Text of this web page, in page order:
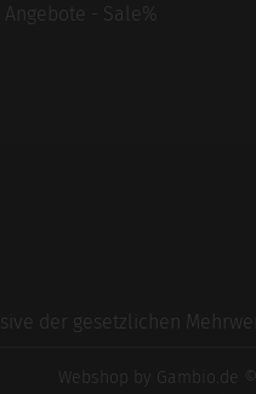
Angebote - Sale%
der gesetzlichen
Webshop by Gambio.de